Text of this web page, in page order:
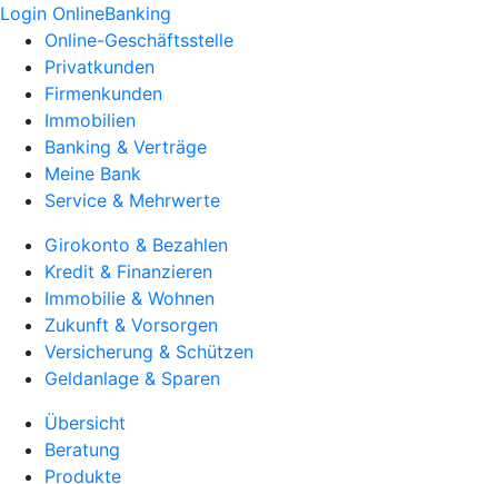
Login OnlineBanking
Online-Geschäftsstelle
Privatkunden
Firmenkunden
Immobilien
Banking & Verträge
Meine Bank
Service & Mehrwerte
Girokonto & Bezahlen
Kredit & Finanzieren
Immobilie & Wohnen
Zukunft & Vorsorgen
Versicherung & Schützen
Geldanlage & Sparen
Übersicht
Beratung
Produkte